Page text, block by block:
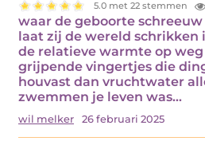
5.0 met 22 stemmen
waar de geboorte
laat zij de wereld schrikken
de relatieve warmte op
grijpende vingertjes die
houvast dan vruchtwater
zwemmen je leven was…
wil melker 26 februari 2025